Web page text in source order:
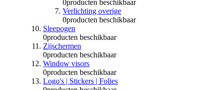
0producten beschikbaar
Verlichting overige
0producten beschikbaar
Sleepogen
0producten beschikbaar
Zijschermen
0producten beschikbaar
Window visors
0producten beschikbaar
Logo's | Stickers | Folies